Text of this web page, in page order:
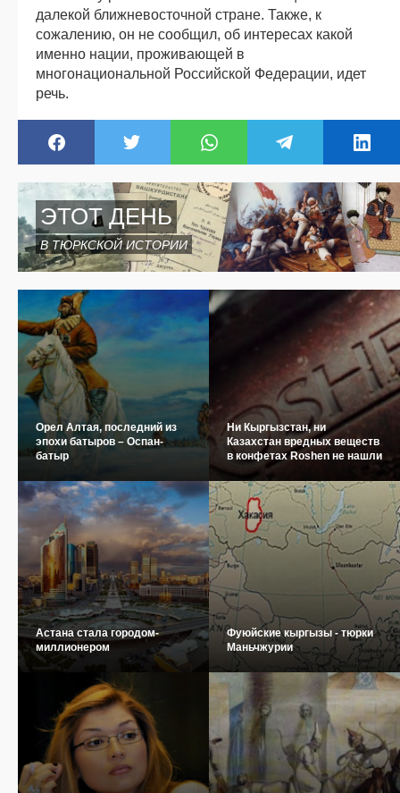
далекой ближневосточной стране. Также, к
сожалению, он не сообщил, об интересах какой
именно нации, проживающей в
многонациональной Российской Федерации, идет
речь.
ЭТОТ ДЕНЬ
В ТЮРКСКОЙ ИСТОРИИ
Орел Алтая, последний из
эпохи батыров – Оспан-
батыр
Ни Кыргызстан, ни
Казахстан вредных веществ
в конфетах Roshen не нашли
Астана стала городом-
миллионером
Фуюйские кыргызы - тюрки
Маньчжурии